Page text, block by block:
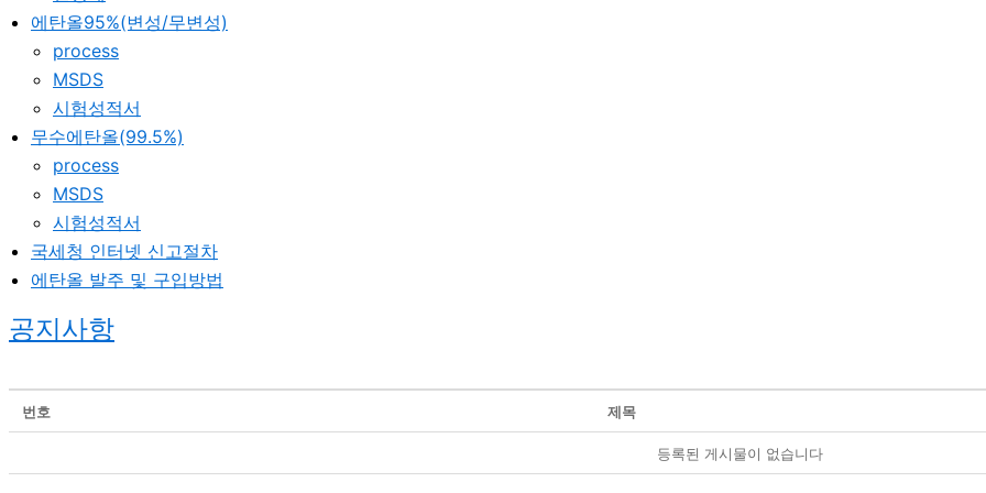
에탄올95%(변성/무변성)
process
MSDS
시험성적서
무수에탄올(99.5%)
process
MSDS
시험성적서
국세청 인터넷 신고절차
에탄올 발주 및 구입방법
공지사항
번호 제목
등록된 게시물이 없습니다